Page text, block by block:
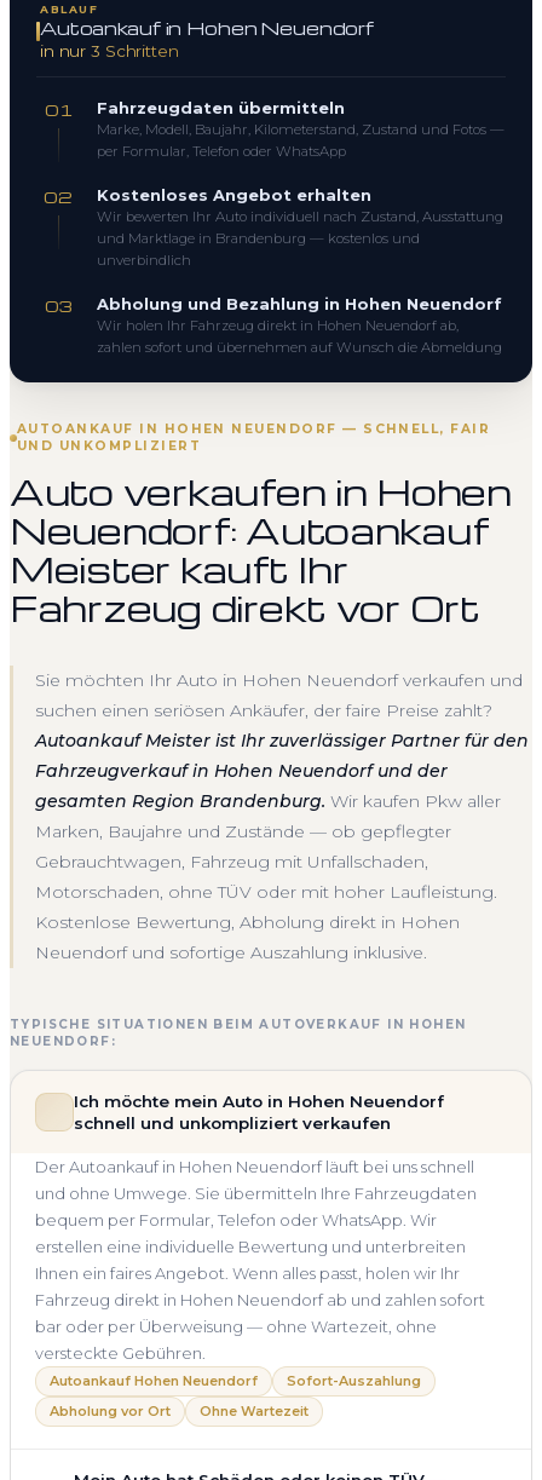
AUTOANKAUF IN HOHEN NEUENDORF — SCHNELL, FAIR
UND UNKOMPLIZIERT
Auto verkaufen in Hohen
Neuendorf: Autoankauf
Meister kauft Ihr
Fahrzeug direkt vor Ort
Sie möchten Ihr Auto in Hohen Neuendorf verkaufen und
suchen einen seriösen Ankäufer, der faire Preise zahlt?
Autoankauf Meister ist Ihr zuverlässiger Partner für den
Fahrzeugverkauf in Hohen Neuendorf und der
gesamten Region Brandenburg. Wir kaufen Pkw aller
Marken, Baujahre und Zustände — ob gepflegter
Gebrauchtwagen, Fahrzeug mit Unfallschaden,
Motorschaden, ohne TÜV oder mit hoher Laufleistung.
Kostenlose Bewertung, Abholung direkt in Hohen
Neuendorf und sofortige Auszahlung inklusive.
TYPISCHE SITUATIONEN BEIM AUTOVERKAUF IN HOHEN
NEUENDORF:
Ich möchte mein Auto in Hohen Neuendorf
schnell und unkompliziert verkaufen
Der Autoankauf in Hohen Neuendorf läuft bei uns schnell
und ohne Umwege. Sie übermitteln Ihre Fahrzeugdaten
bequem per Formular, Telefon oder WhatsApp. Wir
erstellen eine individuelle Bewertung und unterbreiten
Ihnen ein faires Angebot. Wenn alles passt, holen wir Ihr
Fahrzeug direkt in Hohen Neuendorf ab und zahlen sofort
bar oder per Überweisung — ohne Wartezeit, ohne
versteckte Gebühren.
Autoankauf Hohen Neuendorf
Sofort-Auszahlung
Abholung vor Ort
Ohne Wartezeit
ABLAUF
Autoankauf in Hohen Neuendorf
in nur 3 Schritten
01 Fahrzeugdaten übermitteln
Marke, Modell, Baujahr, Kilometerstand, Zustand und Fotos —
per Formular, Telefon oder WhatsApp
02 Kostenloses Angebot erhalten
Wir bewerten Ihr Auto individuell nach Zustand, Ausstattung
und Marktlage in Brandenburg — kostenlos und
unverbindlich
03 Abholung und Bezahlung in Hohen Neuendorf
Wir holen Ihr Fahrzeug direkt in Hohen Neuendorf ab,
zahlen sofort und übernehmen auf Wunsch die Abmeldung